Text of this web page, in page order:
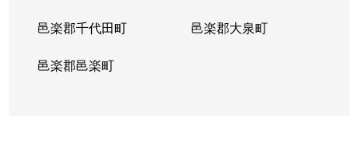
邑楽郡千代田町 邑楽郡大泉町
邑楽郡邑楽町